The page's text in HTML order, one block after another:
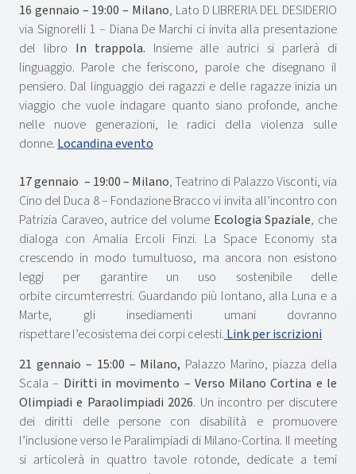
16 gennaio – 19:00 – Milano, Lato D LIBRERIA DEL DESIDERIO
via Signorelli 1 – Diana De Marchi ci invita alla presentazione
del libro In trappola. Insieme alle autrici si parlerà di
linguaggio. Parole che feriscono, parole che disegnano il
pensiero. Dal linguaggio dei ragazzi e delle ragazze inizia un
viaggio che vuole indagare quanto siano profonde, anche
nelle nuove generazioni, le radici della violenza sulle
donne. Locandina evento
17 gennaio – 19:00 – Milano, Teatrino di Palazzo Visconti, via
Cino del Duca 8 – Fondazione Bracco vi invita all’incontro con
Patrizia Caraveo, autrice del volume Ecologia Spaziale, che
dialoga con Amalia Ercoli Finzi. La Space Economy sta
crescendo in modo tumultuoso, ma ancora non esistono
leggi per garantire un uso sostenibile delle
orbite circumterrestri. Guardando più lontano, alla Luna e a
Marte, gli insediamenti umani dovranno
rispettare l’ecosistema dei corpi celesti. Link per iscrizioni
21 gennaio – 15:00 – Milano, Palazzo Marino, piazza della
Scala – Diritti in movimento – Verso Milano Cortina e le
Olimpiadi e Paraolimpiadi 2026. Un incontro per discutere
dei diritti delle persone con disabilità e promuovere
l’inclusione verso le Paralimpiadi di Milano-Cortina. Il meeting
si articolerà in quattro tavole rotonde, dedicate a temi